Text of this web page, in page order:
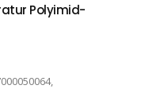
Polyimid-